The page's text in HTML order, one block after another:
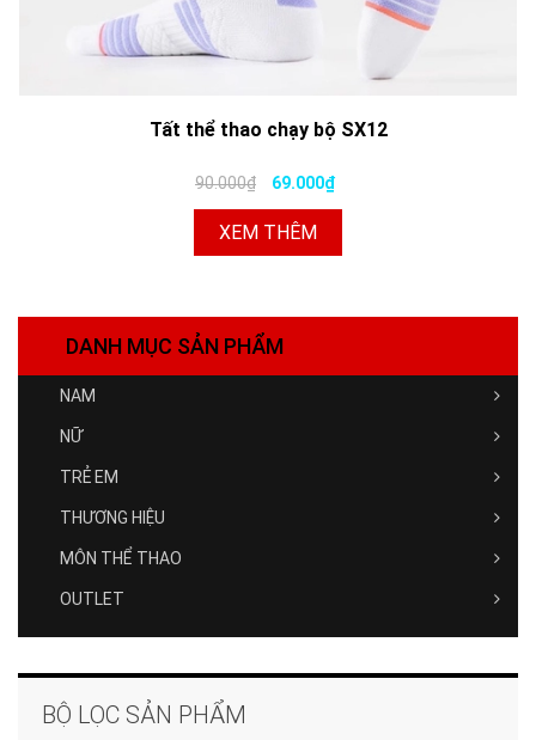
Tất thể thao chạy bộ SX12
90.000₫ 69.000₫
XEM THÊM
DANH MỤC SẢN PHẨM
NAM
NỮ
TRẺ EM
THƯƠNG HIỆU
MÔN THỂ THAO
OUTLET
BỘ LỌC SẢN PHẨM